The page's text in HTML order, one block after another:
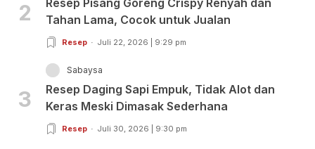
2
Resep Pisang Goreng Crispy Renyah dan
Tahan Lama, Cocok untuk Jualan
Resep Juli 22, 2026 | 9:29 pm
3
Sabaysa
Resep Daging Sapi Empuk, Tidak Alot dan
Keras Meski Dimasak Sederhana
Resep Juli 30, 2026 | 9:30 pm